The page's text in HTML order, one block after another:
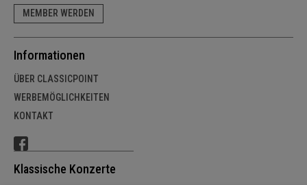
MEMBER WERDEN
Informationen
ÜBER CLASSICPOINT
WERBEMÖGLICHKEITEN
KONTAKT
Klassische Konzerte